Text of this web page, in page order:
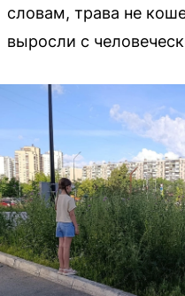
словам, трава не
выросли с